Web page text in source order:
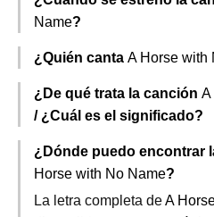
Name?
¿Quién canta A Horse with
¿De qué trata la canción A
/ ¿Cuál es el significado?
¿Dónde puedo encontrar
Horse with No Name?
La letra completa deA